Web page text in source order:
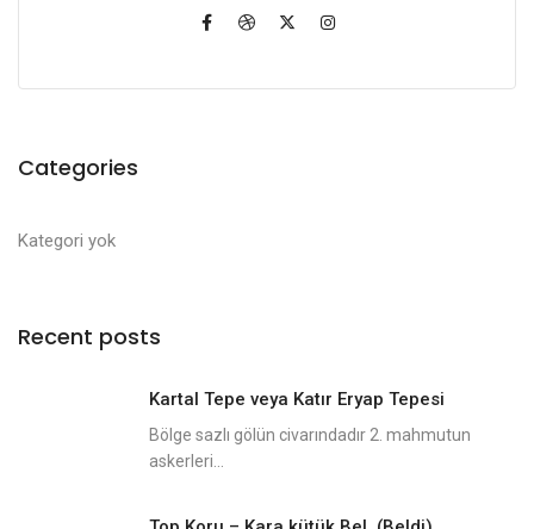
Categories
Kategori yok
Recent posts
Kartal Tepe veya Katır Eryap Tepesi
Bölge sazlı gölün civarındadır 2. mahmutun
askerleri...